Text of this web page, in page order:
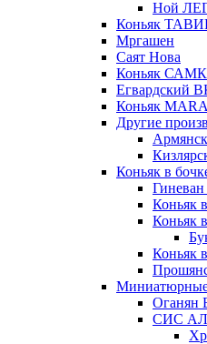
Ной
Коньяк
Мргашен
Саят Нова
Коньяк
Егвардский
Коньяк
Другие
Коньяк в
Коньяк
Коньяк
Коньяк
Миниатюрные
Оганян
СИС